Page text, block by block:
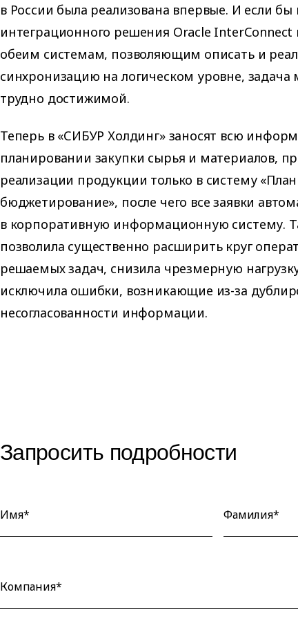
в России была реализована впервые. И если бы
интеграционного решения Oracle InterСonnect
обеим системам, позволяющим описать и
синхронизацию на логическом уровне, задача
трудно достижимой.
Теперь в «СИБУР Холдинг» заносят всю
планировании закупки сырья и материалов,
реализации продукции только в систему
бюджетирование», после чего все заявки
в корпоративную информационную систему.
позволила существенно расширить круг
решаемых задач, снизила чрезмерную
исключила ошибки, возникающие из-за
несогласованности информации.
Запросить подробности
Имя* Фамилия*
Компания*